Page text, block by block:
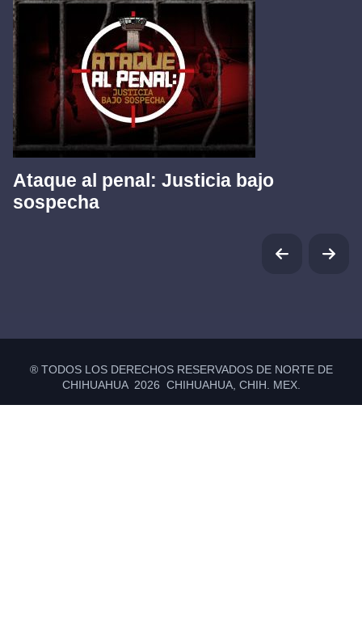
Ataque al penal: Justicia bajo
sospecha
® TODOS LOS DERECHOS RESERVADOS DE NORTE DE
CHIHUAHUA 2026 CHIHUAHUA, CHIH. MEX.